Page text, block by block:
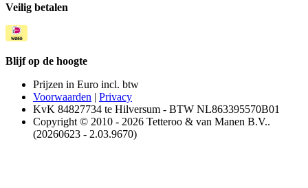
Veilig betalen
Blijf op de hoogte
Prijzen in Euro incl. btw
Voorwaarden | Privacy
KvK 84827734 te Hilversum - BTW NL863395570B01
Copyright © 2010 - 2026 Tetteroo & van Manen B.V..
(20260623 - 2.03.9670)